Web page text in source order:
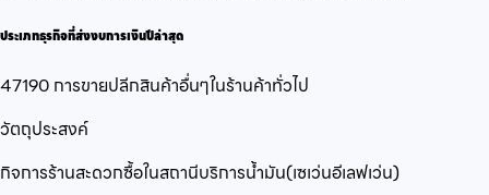
ประเภทธุรกิจที่ส่งงบการเงินปีล่าสุด
47190 การขายปลีกสินค้าอื่นๆในร้านค้าทั่วไป
วัตถุประสงค์
กิจการร้านสะดวกซื้อในสถานีบริการน้ำมัน(เซเว่นอีเลฟเว่น)